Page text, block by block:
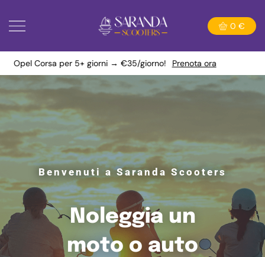
0 €
Toyota RAV4 7+ giorni → €40/giorno! Prenota ora
Benvenuti a Saranda Scooters
Noleggia un
moto o auto